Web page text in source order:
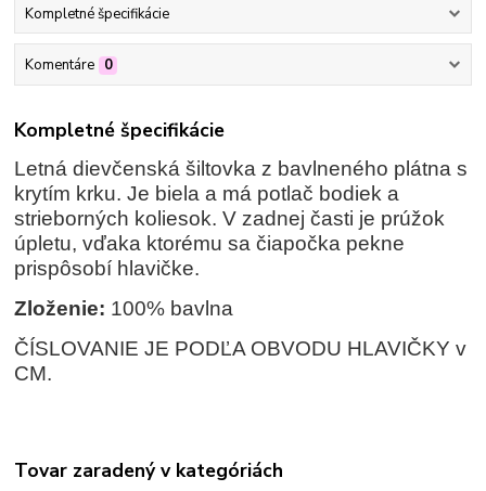
Kompletné špecifikácie
Komentáre 0
Kompletné špecifikácie
Letná dievčenská šiltovka z bavlneného plátna s
krytím krku. Je biela a má potlač bodiek a
strieborných koliesok. V zadnej časti je prúžok
úpletu, vďaka ktorému sa čiapočka pekne
prispôsobí hlavičke.
Zloženie: 100% bavlna
ČÍSLOVANIE JE PODĽA OBVODU HLAVIČKY v
CM.
Tovar zaradený v kategóriách